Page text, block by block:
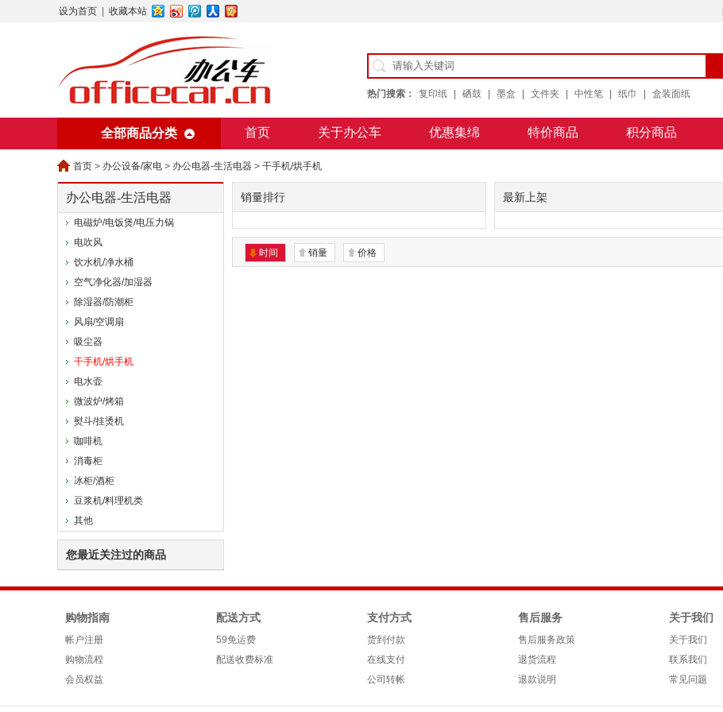
设为首页 收藏本站
热门搜索： 复印纸 硒鼓 墨盒 文件夹 中性笔 纸巾 盒装面纸
全部商品分类 首页 关于办公车 优惠集绵 特价商品 积分商品
美术用纸
首页 > 办公设备/家电 > 办公电器-生活电器 > 干手机/烘手机
办公电器-生活电器
电磁炉/电饭煲/电压力锅
电吹风
饮水机/净水桶
空气净化器/加湿器
除湿器/防潮柜
风扇/空调扇
吸尘器
干手机/烘手机
电水壶
微波炉/烤箱
熨斗/挂烫机
咖啡机
消毒柜
冰柜/酒柜
豆浆机/料理机类
其他
您最近关注过的商品
销量排行 最新上架
时间 销量 价格
购物指南
帐户注册
购物流程
会员权益
配送方式
59免运费
配送收费标准
支付方式
货到付款
在线支付
公司转帐
售后服务
售后服务政策
退货流程
退款说明
关于我们
关于我们
联系我们
常见问题